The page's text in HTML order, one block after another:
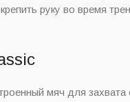
руку во время
мяч для